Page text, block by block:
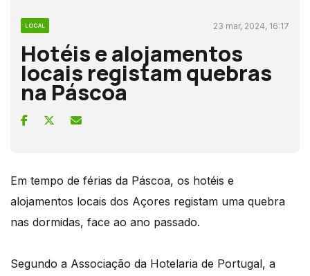
LOCAL 23 mar, 2024, 16:17
Hotéis e alojamentos
locais registam quebras
na Páscoa
Em tempo de férias da Páscoa, os hotéis e
alojamentos locais dos Açores registam uma quebra
nas dormidas, face ao ano passado.
Segundo a Associação da Hotelaria de Portugal, a